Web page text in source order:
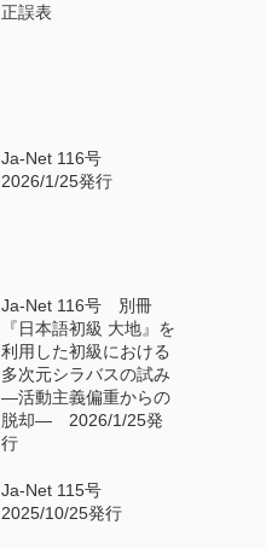
正誤表
Ja-Net 116号
2026/1/25発行
Ja-Net 116号 別冊
『日本語初級 大地』を
利用した初級における
多次元シラバスの試み
—活動主義偏重からの
脱却— 2026/1/25発
行
Ja-Net 115号
2025/10/25発行